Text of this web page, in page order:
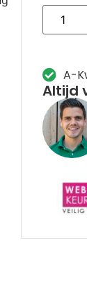
A-
Altijd